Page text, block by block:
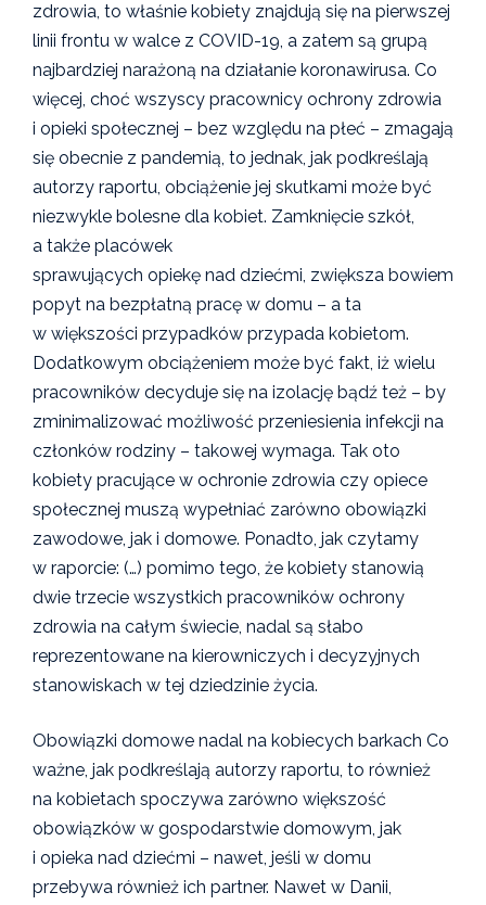
zdrowia, to właśnie kobiety znajdują się na pierwszej
linii frontu w walce z COVID-19, a zatem są grupą
najbardziej narażoną na działanie koronawirusa. Co
więcej, choć wszyscy pracownicy ochrony zdrowia
i opieki społecznej – bez względu na płeć – zmagają
się obecnie z pandemią, to jednak, jak podkreślają
autorzy raportu, obciążenie jej skutkami może być
niezwykle bolesne dla kobiet. Zamknięcie szkół,
a także placówek
sprawujących opiekę nad dziećmi, zwiększa bowiem
popyt na bezpłatną pracę w domu – a ta
w większości przypadków przypada kobietom.
Dodatkowym obciążeniem może być fakt, iż wielu
pracowników decyduje się na izolację bądź też – by
zminimalizować możliwość przeniesienia infekcji na
członków rodziny – takowej wymaga. Tak oto
kobiety pracujące w ochronie zdrowia czy opiece
społecznej muszą wypełniać zarówno obowiązki
zawodowe, jak i domowe. Ponadto, jak czytamy
w raporcie: (…) pomimo tego, że kobiety stanowią
dwie trzecie wszystkich pracowników ochrony
zdrowia na całym świecie, nadal są słabo
reprezentowane na kierowniczych i decyzyjnych
stanowiskach w tej dziedzinie życia.
Obowiązki domowe nadal na kobiecych barkach Co
ważne, jak podkreślają autorzy raportu, to również
na kobietach spoczywa zarówno większość
obowiązków w gospodarstwie domowym, jak
i opieka nad dziećmi – nawet, jeśli w domu
przebywa również ich partner. Nawet w Danii,